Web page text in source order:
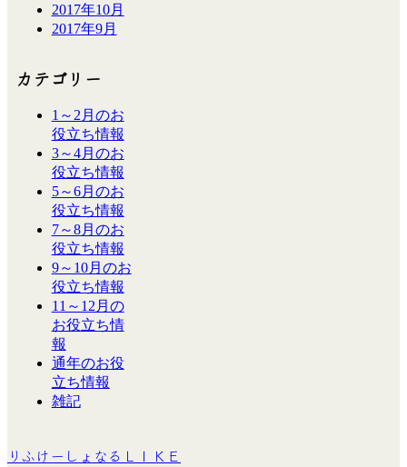
2017年10月
2017年9月
カテゴリー
1～2月のお
役立ち情報
3～4月のお
役立ち情報
5～6月のお
役立ち情報
7～8月のお
役立ち情報
9～10月のお
役立ち情報
11～12月の
お役立ち情
報
通年のお役
立ち情報
雑記
りふけーしょなるＬＩＫＥ